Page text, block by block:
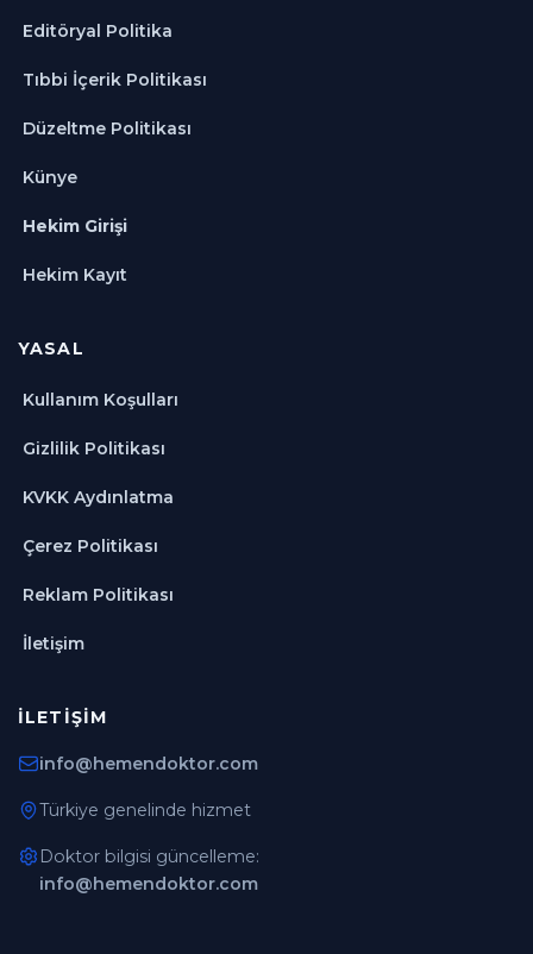
Editöryal Politika
Tıbbi İçerik Politikası
Düzeltme Politikası
Künye
Hekim Girişi
Hekim Kayıt
YASAL
Kullanım Koşulları
Gizlilik Politikası
KVKK Aydınlatma
Çerez Politikası
Reklam Politikası
İletişim
İLETIŞIM
info@hemendoktor.com
Türkiye genelinde hizmet
Doktor bilgisi güncelleme:
info@hemendoktor.com